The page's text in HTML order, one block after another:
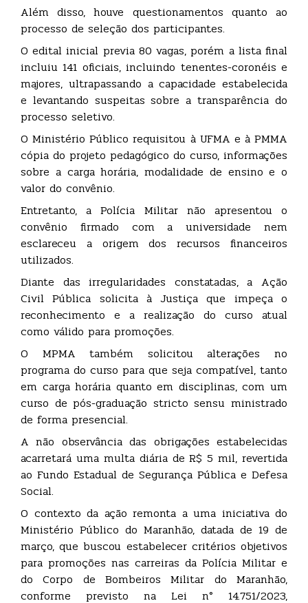
Além disso, houve questionamentos quanto ao
processo de seleção dos participantes.
O edital inicial previa 80 vagas, porém a lista final
incluiu 141 oficiais, incluindo tenentes-coronéis e
majores, ultrapassando a capacidade estabelecida
e levantando suspeitas sobre a transparência do
processo seletivo.
O Ministério Público requisitou à UFMA e à PMMA
cópia do projeto pedagógico do curso, informações
sobre a carga horária, modalidade de ensino e o
valor do convênio.
Entretanto, a Polícia Militar não apresentou o
convênio firmado com a universidade nem
esclareceu a origem dos recursos financeiros
utilizados.
Diante das irregularidades constatadas, a Ação
Civil Pública solicita à Justiça que impeça o
reconhecimento e a realização do curso atual
como válido para promoções.
O MPMA também solicitou alterações no
programa do curso para que seja compatível, tanto
em carga horária quanto em disciplinas, com um
curso de pós-graduação stricto sensu ministrado
de forma presencial.
A não observância das obrigações estabelecidas
acarretará uma multa diária de R$ 5 mil, revertida
ao Fundo Estadual de Segurança Pública e Defesa
Social.
O contexto da ação remonta a uma iniciativa do
Ministério Público do Maranhão, datada de 19 de
março, que buscou estabelecer critérios objetivos
para promoções nas carreiras da Polícia Militar e
do Corpo de Bombeiros Militar do Maranhão,
conforme previsto na Lei n° 14.751/2023,